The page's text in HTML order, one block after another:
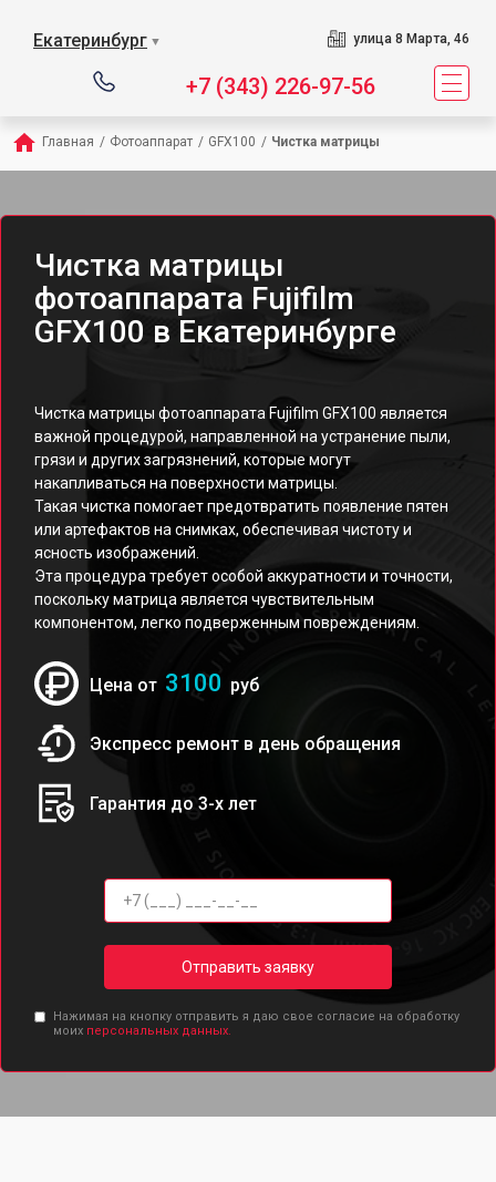
Екатеринбург ▼ улица 8 Марта, 46
+7 (343) 226-97-56
Главная / Фотоаппарат / GFX100 / Чистка матрицы
Чистка матрицы
фотоаппарата Fujifilm
GFX100 в Екатеринбурге
Чистка матрицы фотоаппарата Fujifilm GFX100 является
важной процедурой, направленной на устранение пыли,
грязи и других загрязнений, которые могут
накапливаться на поверхности матрицы.
Такая чистка помогает предотвратить появление пятен
или артефактов на снимках, обеспечивая чистоту и
ясность изображений.
Эта процедура требует особой аккуратности и точности,
поскольку матрица является чувствительным
компонентом, легко подверженным повреждениям.
Цена от 3100 руб
Экспресс ремонт в день обращения
Гарантия до 3-х лет
Отправить заявку
Нажимая на кнопку отправить я даю свое согласие на обработку
моих персональных данных.